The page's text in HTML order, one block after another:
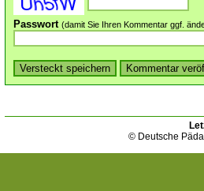
Passwort (damit Sie Ihren Kommentar ggf.
© Deutsche